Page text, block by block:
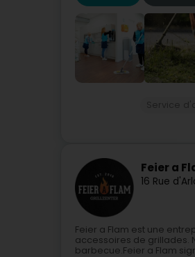
Feier a
16 Rue
Feier a Flam est une
accessoires de grillades.
barbecue.Feier a Flam